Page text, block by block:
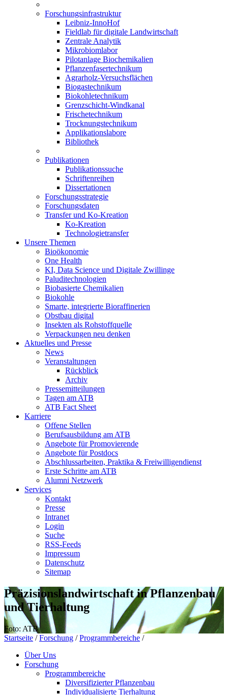
Forschungsinfrastruktur
Leibniz-InnoHof
Fieldlab für digitale Landwirtschaft
Zentrale Analytik
Mikrobiomlabor
Pilotanlage Biochemikalien
Pflanzenfasertechnikum
Agrarholz-Versuchsflächen
Biogastechnikum
Biokohletechnikum
Grenzschicht-Windkanal
Frischetechnikum
Trocknungstechnikum
Applikationslabore
Bibliothek
Publikationen
Publikationssuche
Schriftenreihen
Dissertationen
Forschungsstrategie
Forschungsdaten
Transfer und Ko-Kreation
Ko-Kreation
Technologietransfer
Unsere Themen
Bioökonomie
One Health
KI, Data Science und Digitale Zwillinge
Paluditechnologien
Biobasierte Chemikalien
Biokohle
Smarte, integrierte Bioraffinerien
Obstbau digital
Insekten als Rohstoffquelle
Verpackungen neu denken
Aktuelles und Presse
News
Veranstaltungen
Rückblick
Archiv
Pressemitteilungen
Tagen am ATB
ATB Fact Sheet
Karriere
Offene Stellen
Berufsausbildung am ATB
Angebote für Promovierende
Angebote für Postdocs
Abschlussarbeiten, Praktika & Freiwilligendienst
Erste Schritte am ATB
Alumni Netzwerk
Services
Kontakt
Presse
Intranet
Login
Suche
RSS-Feeds
Impressum
Datenschutz
Sitemap
Präzisionslandwirtschaft in Pflanzenbau
und Tierhaltung
Foto: ATB
Startseite / Forschung / Programmbereiche /
Über Uns
Forschung
Programmbereiche
Diversifizierter Pflanzenbau
Individualisierte Tierhaltung